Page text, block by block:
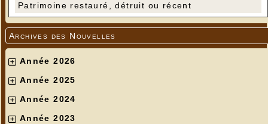
Patrimoine restauré, détruit ou récent
Archives des Nouvelles
Année 2026
Année 2025
Année 2024
Année 2023